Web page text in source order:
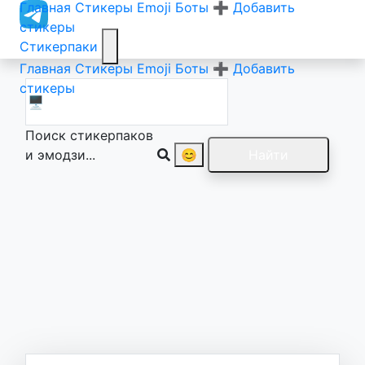
Стикерпаки
Главная Стикеры Emoji Боты ➕ Добавить
стикеры
Главная Стикеры Emoji Боты ➕ Добавить
стикеры
Поиск стикерпаков
и эмодзи...
😊